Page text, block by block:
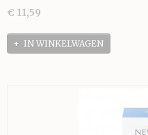
€ 11,59
IN WINKELWAGEN